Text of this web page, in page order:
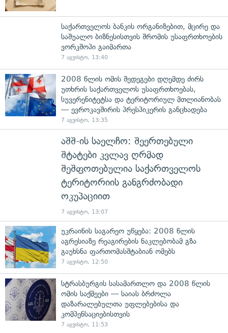
საქართველოს ბანკის ორგანიზებით, მცირე და
საშუალო ბიზნესისთვის შრომის უსაფრთხოების
ვორკშოპი გაიმართა
7 აგვისტო, 13:40
2008 წლის ომის შედეგები დღემდე ძირს
უთხრის საქართველოს უსაფრთხოებას,
სუვერენიტეტსა და ტერიტორიულ მთლიანობას
— ევროკავშირის პრესპიკერის განცხადება
7 აგვისტო, 13:35
აშშ-ის საელჩო: შეერთებული
შტატები კვლავ ღრმად
შეშფოთებულია საქართველოს
ტერიტორიის განგრძობადი
ოკუპაციით
7 აგვისტო, 13:07
უკრაინის საგარეო უწყება: 2008 წლის
აგრესიაზე რეაგირების ნაკლებობამ გზა
გაუხსნა ფართომასშტაბიან ომებს
7 აგვისტო, 12:50
სტრასბურგის სასამართლო და 2008 წლის
ომის საქმეები — საიას ბრძოლა
დაზარალებულთა უფლებებისა და
კომპენსაციებისთვის
7 აგვისტო, 11:53